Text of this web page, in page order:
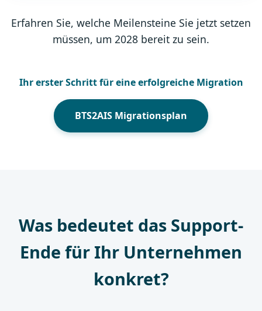
Erfahren Sie, welche Meilensteine Sie jetzt setzen
müssen, um 2028 bereit zu sein.
Ihr erster Schritt für eine erfolgreiche Migration
BTS2AIS Migrationsplan
Was bedeutet das Support-
Ende für Ihr Unternehmen
konkret?